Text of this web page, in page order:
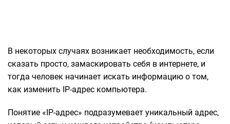
В некоторых случаях возникает необходимость, если
сказать просто, замаскировать себя в интернете, и
тогда человек начинает искать информацию о том,
как изменить IP-адрес компьютера.
Понятие «IP-адрес» подразумевает уникальный адрес,